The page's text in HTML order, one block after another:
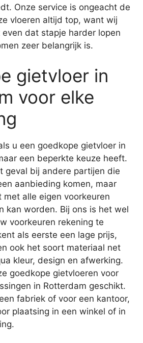
Onze service is ongeacht de
vloeren altijd top, want wij
dat stapje harder lopen
zeer belangrijk is.
gietvloer in
voor elke
u een goedkope gietvloer in
een beperkte keuze heeft.
geval bij andere partijen die
aanbieding komen, maar
alle eigen voorkeuren
kan worden. Bij ons is het wel
voorkeuren rekening te
als eerste een lage prijs,
ook het soort materiaal net
kleur, design en afwerking.
goedkope gietvloeren voor
in Rotterdam geschikt.
fabriek of voor een kantoor,
plaatsing in een winkel of in